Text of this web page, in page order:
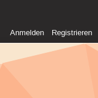
Anmelden Registrieren